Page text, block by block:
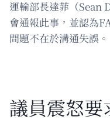
運輸部長達菲（Sean
會通報此事，並認為
問題不在於溝通失誤。
議員震怒要